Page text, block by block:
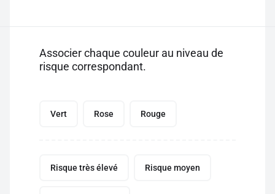
Associer chaque couleur au niveau de
risque correspondant.
Vert Rose Rouge
Risque très élevé Risque moyen